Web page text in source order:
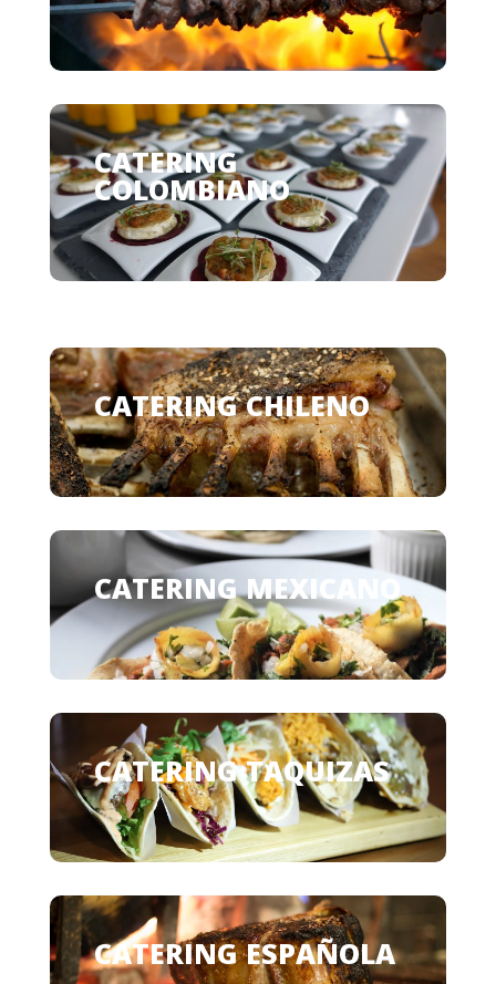
CATERING
COLOMBIANO
CATERING CHILENO
CATERING MEXICANO
CATERING TAQUIZAS
CATERING ESPAÑOLA